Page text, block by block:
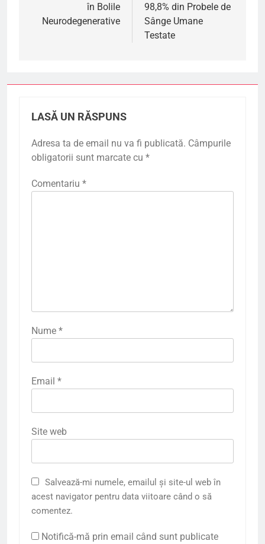
în Bolile
Neurodegenerative
98,8% din Probele de
Sânge Umane
Testate
LASĂ UN RĂSPUNS
Adresa ta de email nu va fi publicată. Câmpurile
obligatorii sunt marcate cu *
Comentariu *
Nume *
Email *
Site web
Salvează-mi numele, emailul și site-ul web în
acest navigator pentru data viitoare când o să
comentez.
Notifică-mă prin email când sunt publicate